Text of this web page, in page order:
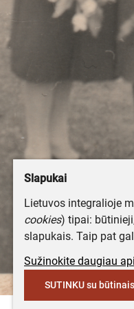
Slapukai
Lietuvos integralioje
cookies) tipai:
slapukais. Taip pat
Sužinokite daugiau
SUTINKU su